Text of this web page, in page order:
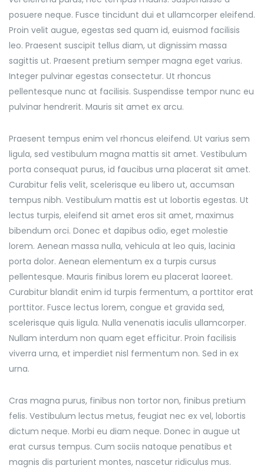
posuere neque. Fusce tincidunt dui et ullamcorper eleifend.
Proin velit augue, egestas sed quam id, euismod facilisis
leo. Praesent suscipit tellus diam, ut dignissim massa
sagittis ut. Praesent pretium semper magna eget varius.
Integer pulvinar egestas consectetur. Ut rhoncus
pellentesque nunc at facilisis. Suspendisse tempor nunc eu
pulvinar hendrerit. Mauris sit amet ex arcu.
Praesent tempus enim vel rhoncus eleifend. Ut varius sem
ligula, sed vestibulum magna mattis sit amet. Vestibulum
porta consequat purus, id faucibus urna placerat sit amet.
Curabitur felis velit, scelerisque eu libero ut, accumsan
tempus nibh. Vestibulum mattis est ut lobortis egestas. Ut
lectus turpis, eleifend sit amet eros sit amet, maximus
bibendum orci. Donec et dapibus odio, eget molestie
lorem. Aenean massa nulla, vehicula at leo quis, lacinia
porta dolor. Aenean elementum ex a turpis cursus
pellentesque. Mauris finibus lorem eu placerat laoreet.
Curabitur blandit enim id turpis fermentum, a porttitor erat
porttitor. Fusce lectus lorem, congue et gravida sed,
scelerisque quis ligula. Nulla venenatis iaculis ullamcorper.
Nullam interdum non quam eget efficitur. Proin facilisis
viverra urna, et imperdiet nisl fermentum non. Sed in ex
urna.
Cras magna purus, finibus non tortor non, finibus pretium
felis. Vestibulum lectus metus, feugiat nec ex vel, lobortis
dictum neque. Morbi eu diam neque. Donec in augue ut
erat cursus tempus. Cum sociis natoque penatibus et
magnis dis parturient montes, nascetur ridiculus mus.